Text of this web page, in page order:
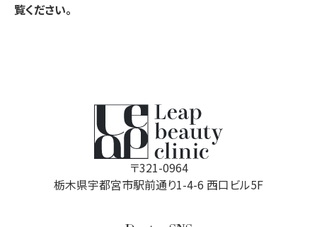
覧ください。
〒321-0964
栃木県宇都宮市駅前通り1-4-6 西口ビル5F